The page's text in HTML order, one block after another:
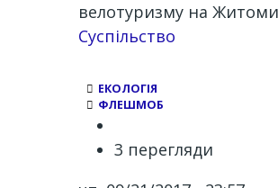
велотуризму на
Суспільство
ЕКОЛОГІЯ
ФЛЕШМОБ
3 перегляди